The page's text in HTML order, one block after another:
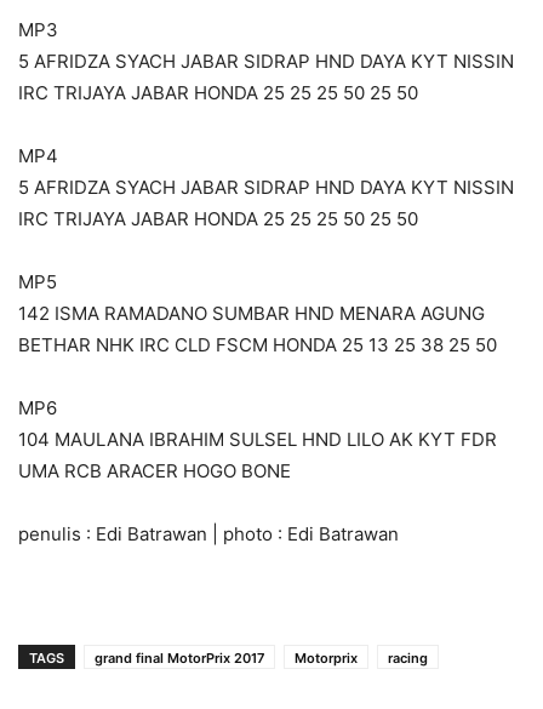
MP3
5 AFRIDZA SYACH JABAR SIDRAP HND DAYA KYT NISSIN
IRC TRIJAYA JABAR HONDA 25 25 25 50 25 50
MP4
5 AFRIDZA SYACH JABAR SIDRAP HND DAYA KYT NISSIN
IRC TRIJAYA JABAR HONDA 25 25 25 50 25 50
MP5
142 ISMA RAMADANO SUMBAR HND MENARA AGUNG
BETHAR NHK IRC CLD FSCM HONDA 25 13 25 38 25 50
MP6
104 MAULANA IBRAHIM SULSEL HND LILO AK KYT FDR
UMA RCB ARACER HOGO BONE
penulis : Edi Batrawan | photo : Edi Batrawan
TAGS grand final MotorPrix 2017 Motorprix racing